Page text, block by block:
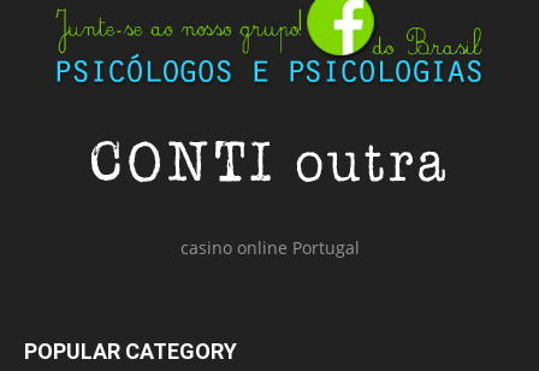
casino online Portugal
POPULAR CATEGORY